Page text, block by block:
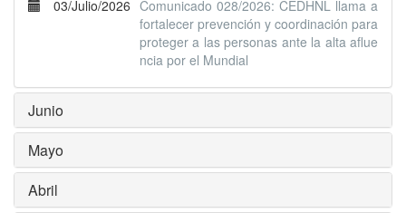
03/Julio/2026 Comunicado 028/2026: CEDHNL llama a
fortalecer prevención y coordinación para
proteger a las personas ante la alta aflue
ncia por el Mundial
Junio
Mayo
Abril